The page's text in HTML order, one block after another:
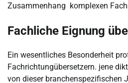
Zusammenhang komplexen
Fachliche Eignung
Ein wesentliches Besonderheit
Fachrichtungübersetzern. jene
von dieser branchenspezifischen